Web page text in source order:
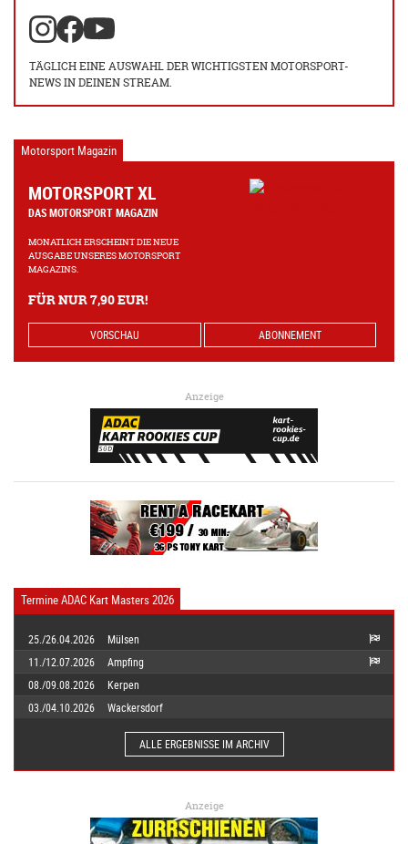
TÄGLICH EINE AUSWAHL DER WICHTIGSTEN MOTORSPORT-
NEWS IN DEINEN STREAM.
Motorsport Magazin
MOTORSPORT XL
DAS MOTORSPORT MAGAZIN
MONATLICH ERSCHEINT DIE NEUE
AUSGABE UNSERES MOTORSPORT
MAGAZINS.
FÜR NUR 7,90 EUR!
VORSCHAU ABONNEMENT
Anzeige
Termine ADAC Kart Masters 2026
25./26.04.2026
Mülsen
11./12.07.2026
Ampfing
08./09.08.2026
Kerpen
03./04.10.2026
Wackersdorf
ALLE ERGEBNISSE IM ARCHIV
Anzeige